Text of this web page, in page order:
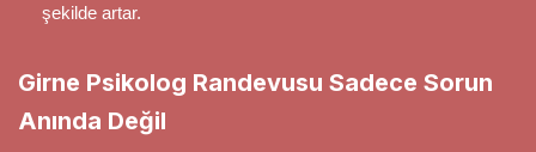
şekilde artar.
Girne Psikolog Randevusu Sadece Sorun
Anında Değil